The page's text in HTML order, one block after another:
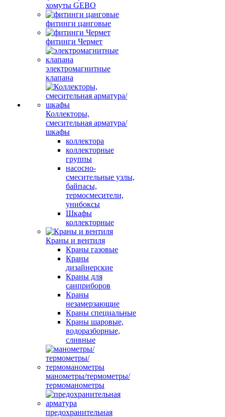
хомуты GEBO
фитинги цанговые
фитинги Чермет
электромагнитные
клапана
Коллекторы,
смесительная арматура/
шкафы
коллектора
коллекторные
группы
насосно-
смесительные узлы,
байпасы,
термосмесители,
унибоксы
Шкафы
коллекторные
Краны и вентиля
Краны газовые
Краны
дизайнерские
Краны для
санприборов
Краны
незамерзающие
Краны специальные
Краны шаровые,
водоразборные,
сливные
манометры/термометры/
термоманометры
предохранительная